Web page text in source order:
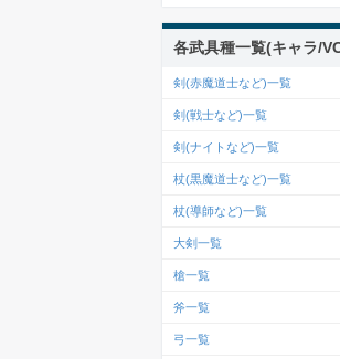
各武具種一覧(キャラ/
剣(赤魔道士など)一覧
剣(戦士など)一覧
剣(ナイトなど)一覧
杖(黒魔道士など)一覧
杖(導師など)一覧
大剣一覧
槍一覧
斧一覧
弓一覧